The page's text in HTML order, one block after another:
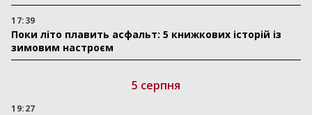
17:39
Поки літо плавить асфальт: 5 книжкових історій із
зимовим настроєм
5 серпня
19:27